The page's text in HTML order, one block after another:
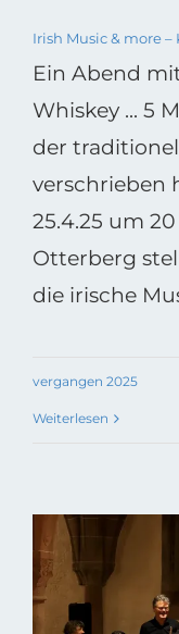
Irish Music & more
Ein Abend
Whiskey ... 5
der
verschrieben
25.4.25 um
Otterberg
die irische
vergangen 2025
Weiterlesen